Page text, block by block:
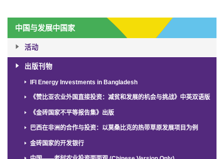
中国与发展中国家
活动
出版刊物
IFI Energy Investments in Bangladesh
《赞比亚农业外国直接投资：减贫和发展的机会与挑战》中英双语版
《金砖国家不平等报告集》出版
巴西在非洲的合作与投资：以莫桑比克的热带草原发展项目为例
金砖国家的开发银行